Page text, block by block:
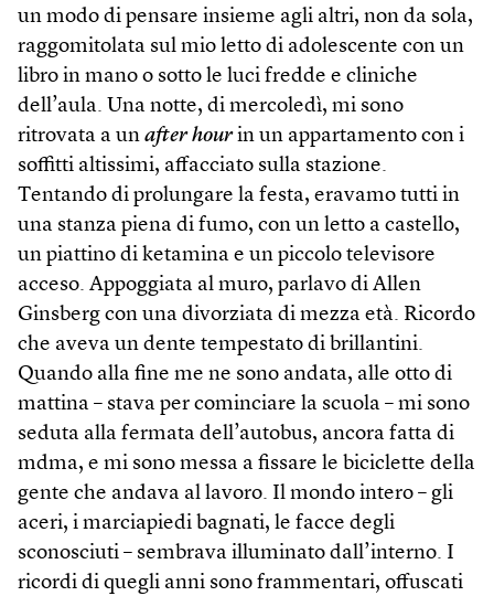
un modo di pensare insieme agli altri, non da sola,
raggomitolata sul mio letto di adolescente con un
libro in mano o sotto le luci fredde e cliniche
dell’aula. Una notte, di mercoledì, mi sono
ritrovata a un after hourin un appartamento con i
soffitti altissimi, affacciato sulla stazione.
Tentando di prolungare la festa, eravamo tutti in
una stanza piena di fumo, con un letto a castello,
un piattino di ketamina e un piccolo televisore
acceso. Appoggiata al muro, parlavo di Allen
Ginsberg con una divorziata di mezza età. Ricordo
che aveva un dente tempestato di brillantini.
Quando alla fine me ne sono andata, alle otto di
mattina – stava per cominciare la scuola – mi sono
seduta alla fermata dell’autobus, ancora fatta di
mdma, e mi sono messa a fissare le biciclette della
gente che andava al lavoro. Il mondo intero – gli
aceri, i marciapiedi bagnati, le facce degli
sconosciuti – sembrava illuminato dall’interno. I
ricordi di quegli anni sono frammentari, offuscati